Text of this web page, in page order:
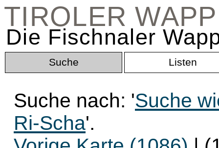
TIROLER
Die Fischnaler
Suche Listen
Suche nach: 'Suche
Ri-Scha'.